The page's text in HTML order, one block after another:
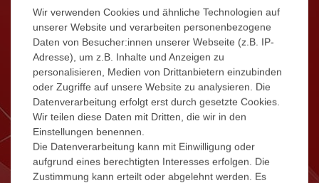
Hörerlose Freisprech - Einrichtung
wie z.B. Kontrast, Helligkeit und Ton
wählbar
Öffnen der Tür über den Monitor - schaltet
sich beim Klingeln automatisch an
- sie können jederzeit die Kamera
einschalten
Interne - Funktion
TV-OUT Funktion - Monitor kann werden
Wir verwenden Cookies und ähnliche Technologien auf
unserer Website und verarbeiten personenbezogene
Daten von Besucher:innen unserer Webseite (z.B. IP-
Adresse), um z.B. Inhalte und Anzeigen zu
personalisieren, Medien von Drittanbietern einzubinden
oder Zugriffe auf unsere Website zu analysieren. Die
Datenverarbeitung erfolgt erst durch gesetzte Cookies.
Wir teilen diese Daten mit Dritten, die wir in den
Einstellungen benennen.
Die Datenverarbeitung kann mit Einwilligung oder
aufgrund eines berechtigten Interesses erfolgen. Die
Zustimmung kann erteilt oder abgelehnt werden. Es